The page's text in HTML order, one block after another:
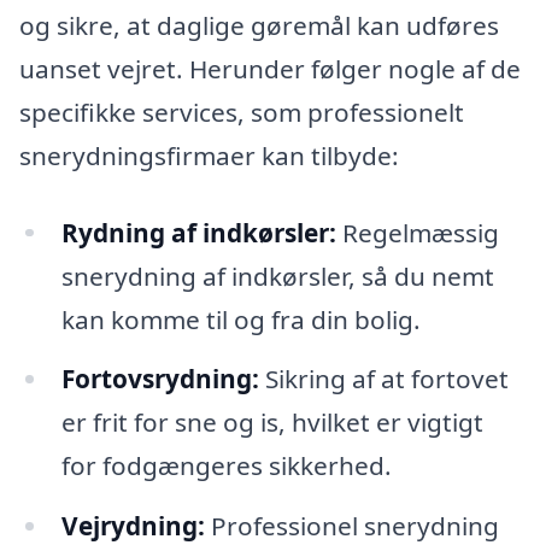
og sikre, at daglige gøremål kan udføres
uanset vejret. Herunder følger nogle af de
specifikke services, som professionelt
snerydningsfirmaer kan tilbyde:
Rydning af indkørsler: Regelmæssig
snerydning af indkørsler, så du nemt
kan komme til og fra din bolig.
Fortovsrydning: Sikring af at fortovet
er frit for sne og is, hvilket er vigtigt
for fodgængeres sikkerhed.
Vejrydning: Professionel snerydning